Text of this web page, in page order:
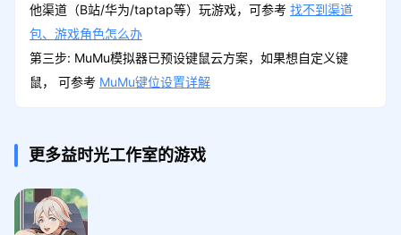
他渠道（B站/华为/taptap等）玩游戏，可参考 找不到渠道
包、游戏角色怎么办
第三步: MuMu模拟器已预设键鼠云方案，如果想自定义键
鼠， 可参考 MuMu键位设置详解
更多益时光工作室的游戏